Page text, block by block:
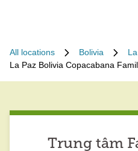
All locations Bolivia
La Paz Bolivia Copacabana
Trung tâm